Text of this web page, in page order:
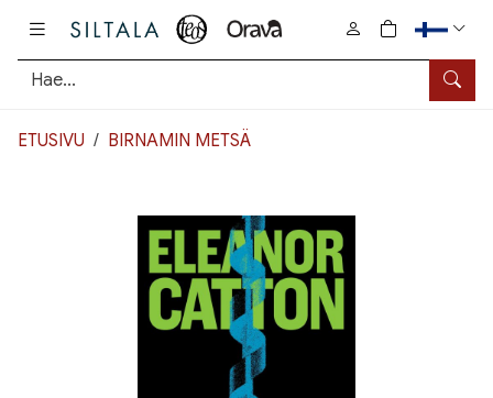
Hae
0
tuotetta
ETUSIVU BIRNAMIN METSÄ